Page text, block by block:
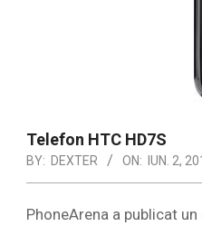
Telefon HTC HD7S
BY: DEXTER ON: IUN. 2,
PhoneArena a publicat